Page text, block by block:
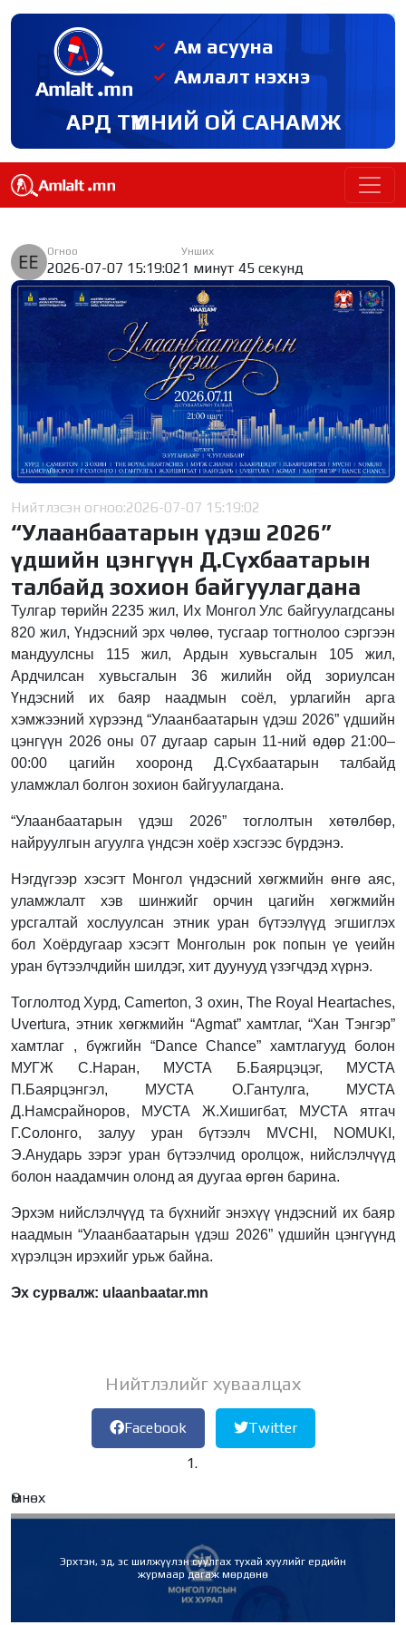
Ам асууна
Амлалт нэхнэ
АРД ТҮМНИЙ ОЙ САНАМЖ
Огноо
2026-07-07 15:19:02
Унших
1 минут 45 секунд
Нийтлэсэн огноо:2026-07-07 15:19:02
“Улаанбаатарын үдэш 2026”
үдшийн цэнгүүн Д.Сүхбаатарын
талбайд зохион байгуулагдана
Тулгар төрийн 2235 жил, Их Монгол Улс байгуулагдсаны
820 жил, Үндэсний эрх чөлөө, тусгаар тогтнолоо сэргээн
мандуулсны 115 жил, Ардын хувьсгалын 105 жил,
Ардчилсан хувьсгалын 36 жилийн ойд зориулсан
Үндэсний их баяр наадмын соёл, урлагийн арга
хэмжээний хүрээнд “Улаанбаатарын үдэш 2026” үдшийн
цэнгүүн 2026 оны 07 дугаар сарын 11-ний өдөр 21:00–
00:00 цагийн хооронд Д.Сүхбаатарын талбайд
уламжлал болгон зохион байгуулагдана.
“Улаанбаатарын үдэш 2026” тоглолтын хөтөлбөр,
найруулгын агуулга үндсэн хоёр хэсгээс бүрдэнэ.
Нэгдүгээр хэсэгт Монгол үндэсний хөгжмийн өнгө аяс,
уламжлалт хэв шинжийг орчин цагийн хөгжмийн
урсгалтай хослуулсан этник уран бүтээлүүд эгшиглэх
бол Хоёрдугаар хэсэгт Монголын рок попын үе үеийн
уран бүтээлчдийн шилдэг, хит дуунууд үзэгчдэд хүрнэ.
Тоглолтод Хурд, Camerton, 3 охин, The Royal Heartaches,
Uvertura, этник хөгжмийн “Agmat” хамтлаг, “Хан Тэнгэр”
хамтлаг , бүжгийн “Dance Chance” хамтлагууд болон
МУГЖ С.Наран, МУСТА Б.Баярцэцэг, МУСТА
П.Баярцэнгэл, МУСТА О.Гантулга, МУСТА
Д.Намсрайноров, МУСТА Ж.Хишигбат, МУСТА ятгач
Г.Солонго, залуу уран бүтээлч MVCHI, NOMUKI,
Э.Анударь зэрэг уран бүтээлчид оролцож, нийслэлчүүд
болон наадамчин олонд ая дуугаа өргөн барина.
Эрхэм нийслэлчүүд та бүхнийг энэхүү үндэсний их баяр
наадмын “Улаанбаатарын үдэш 2026” үдшийн цэнгүүнд
хүрэлцэн ирэхийг урьж байна.
Эх сурвалж: ulaanbaatar.mn
Нийтлэлийг хуваалцах
Facebook Twitter
Өмнөх
Эрхтэн, эд, эс шилжүүлэн суулгах тухай хуулийг ердийн
журмаар дагаж мөрдөнө